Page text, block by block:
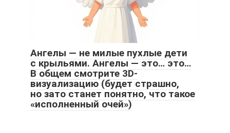
Ангелы — не милые пухлые дети
с крыльями. Ангелы — это… это…
В общем смотрите 3D-
визуализацию (будет страшно,
но зато станет понятно, что такое
«исполненный очей»)